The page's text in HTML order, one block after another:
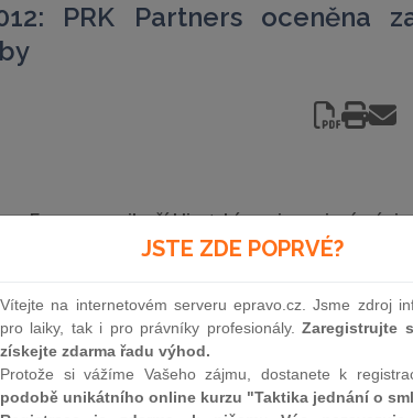
PRK Partners oceněna
Europe za nejlepší klientský servis mezi právními
10. května 2012 v Amsterodamu předáno
týmem desítek hodnotitelů ze
s Lex Mundi, kteří se pro své nominace v průběhu
firem po celé Evropě. Právníci z PRK
Excellence již podruhé. V listopadu 2011 vyhrála
JSTE ZDE POPRVÉ?
Vítejte na internetovém serveru epravo.cz. Jsme zdroj
pro laiky, tak i pro právníky profesionály.Zaregistrujte
získejte zdarma řadu výhod.
Protože si vážíme Vašeho zájmu, dostanete k
podobě unikátního online kurzu "Taktika jednání o